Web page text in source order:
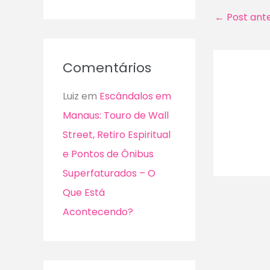
Comentários
Luiz em Escândalos em
Manaus: Touro de Wall
Street, Retiro Espiritual
e Pontos de Ônibus
Superfaturados – O
Que Está
Acontecendo?
← Post